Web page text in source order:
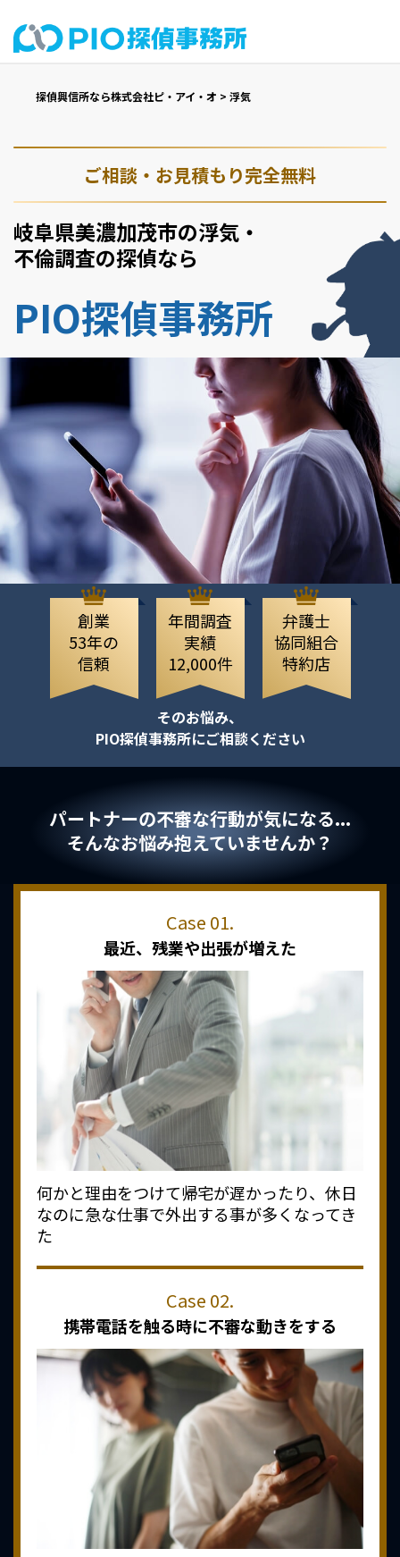
探偵興信所なら株式会社ピ・アイ・オ > 浮気
ご相談・お見積もり完全無料
岐阜県美濃加茂市の浮気・
不倫調査の探偵なら
PIO探偵事務所
創業
53年の
信頼
年間調査
実績
12,000件
弁護士
協同組合
特約店
そのお悩み、
PIO探偵事務所にご相談ください
パートナーの不審な行動が気になる...
そんなお悩み抱えていませんか？
最近、 残業や出張が増えた
何かと理由をつけて帰宅が遅かったり、休日
なのに急な仕事で外出する事が多くなってき
た
携帯電話を触る時に不審な動きをする